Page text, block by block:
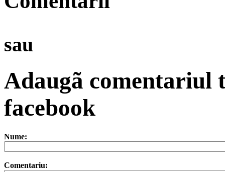
sau
Adaugã comentariul
facebook
Nume:
Comentariu: